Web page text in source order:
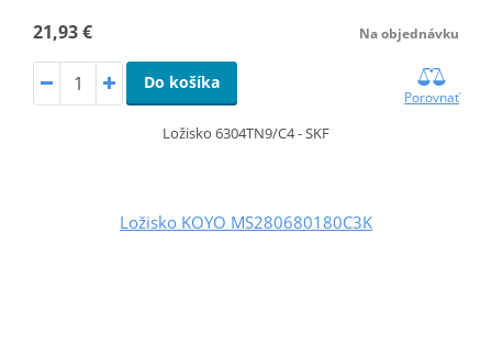
21,93 € Na objednávku
Do košíka
Porovnať
Ložisko 6304TN9/C4 - SKF
Ložisko KOYO MS280680180C3K